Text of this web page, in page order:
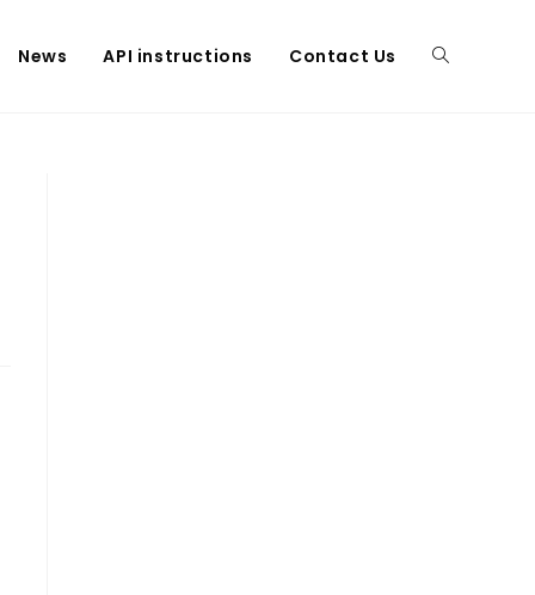
News API instructions Contact Us Toggle